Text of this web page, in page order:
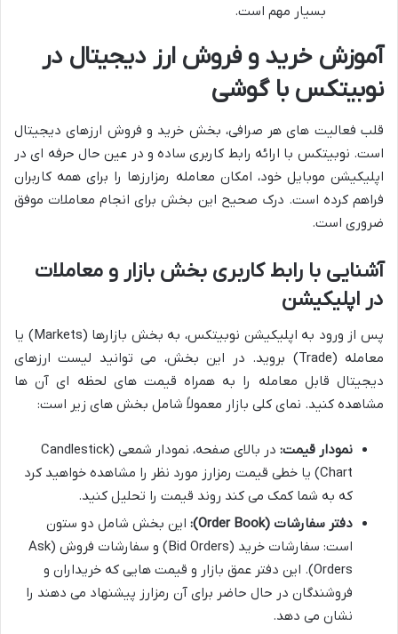
بسیار مهم است.
آموزش خرید و فروش ارز دیجیتال در
نوبیتکس با گوشی
قلب فعالیت های هر صرافی، بخش خرید و فروش ارزهای دیجیتال
است. نوبیتکس با ارائه رابط کاربری ساده و در عین حال حرفه ای در
اپلیکیشن موبایل خود، امکان معامله رمزارزها را برای همه کاربران
فراهم کرده است. درک صحیح این بخش برای انجام معاملات موفق
ضروری است.
آشنایی با رابط کاربری بخش بازار و معاملات
در اپلیکیشن
پس از ورود به اپلیکیشن نوبیتکس، به بخش بازارها (Markets) یا
معامله (Trade) بروید. در این بخش، می توانید لیست ارزهای
دیجیتال قابل معامله را به همراه قیمت های لحظه ای آن ها
مشاهده کنید. نمای کلی بازار معمولاً شامل بخش های زیر است:
نمودار قیمت:
در بالای صفحه، نمودار شمعی (Candlestick
Chart) یا خطی قیمت رمزارز مورد نظر را مشاهده خواهید کرد
که به شما کمک می کند روند قیمت را تحلیل کنید.
دفتر سفارشات (Order Book):
این بخش شامل دو ستون
است: سفارشات خرید (Bid Orders) و سفارشات فروش (Ask
Orders). این دفتر عمق بازار و قیمت هایی که خریداران و
فروشندگان در حال حاضر برای آن رمزارز پیشنهاد می دهند را
نشان می دهد.